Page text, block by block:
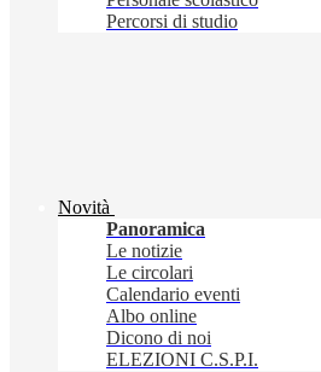
Percorsi di studio
Novità
Panoramica
Le notizie
Le circolari
Calendario eventi
Albo online
Dicono di noi
ELEZIONI C.S.P.I.